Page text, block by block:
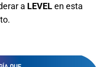
a LEVELen esta